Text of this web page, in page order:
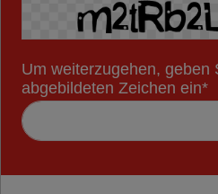
Um weiterzugehen, geben
abgebildeten Zeichen ein*